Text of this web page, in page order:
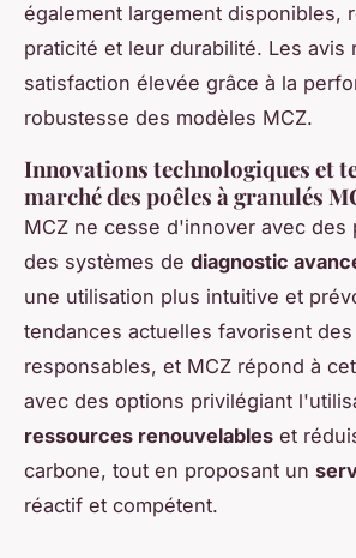
également largement disponibles,
praticité et leur durabilité. Les avis
satisfaction élevée grâce à la
robustesse des modèles MCZ.
Innovations technologiques et
marché des poêles à granulés
MCZ ne cesse d'innover avec des
des systèmes de diagnostic
une utilisation plus intuitive et
tendances actuelles favorisent
responsables, et MCZ répond à
avec des options privilégiant
ressources renouvelables et
carbone, tout en proposant un
réactif et compétent.